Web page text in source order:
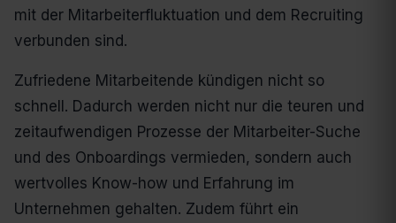
mit der Mitarbeiterfluktuation und dem Recruiting
verbunden sind.
Zufriedene Mitarbeitende kündigen nicht so
schnell. Dadurch werden nicht nur die teuren und
zeitaufwendigen Prozesse der Mitarbeiter-Suche
und des Onboardings vermieden, sondern auch
wertvolles Know-how und Erfahrung im
Unternehmen gehalten. Zudem führt ein